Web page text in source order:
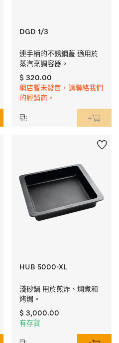
DGD 1/3
連手柄的不銹鋼蓋 適用於
蒸汽烹調容器。
$ 320.00
網店暫未發售，請聯絡我們
的經銷商。
HUB 5000-XL
淺砂鍋 用於煎炸、燜煮和
烤焗。
$ 3,000.00
有存貨